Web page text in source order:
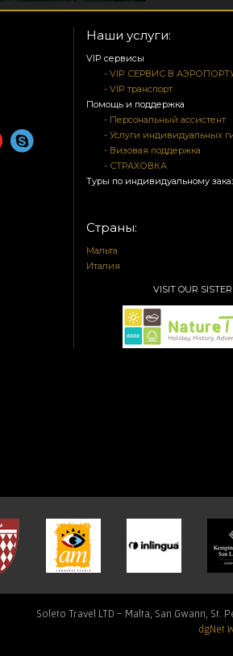
Наши услуги:
VIP сервисы
- VIP СЕРВИС В
- VIP транспорт
Помощь и поддержка
- Персональный ассистент
- Услуги индивидуальных
- Визовая поддержка
- СТРАХОВКА
Туры по индивидуальному
Страны:
Мальта
Италия
VISIT OUR
Soleto Travel LTD - Malta, San Gwann, St.
dgNet